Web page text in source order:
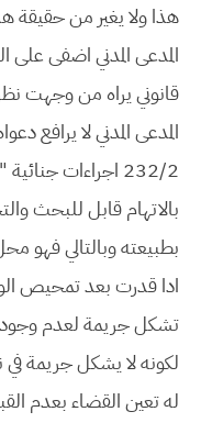
هذا ولا يغير من حقيقة
المدعى المدني اضفى
قانوني يراه من وجهت
المدعى المدني لا يرافع
232/2 اجراءات
بالاتهام قابل للبحث
بطبيعته وبالتالي فهو
ادا قدرت بعد تمحيص
تشكل جريمة لعدم
لكونه لا يشكل جريمة في
له تعين القضاء بعدم